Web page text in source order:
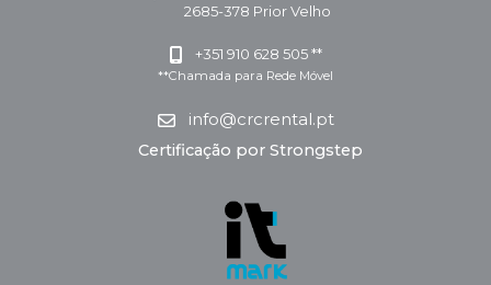
2685-378 Prior Velho
+351 910 628 505 **
**Chamada para Rede Móvel
info@crcrental.pt
Certificação por Strongstep